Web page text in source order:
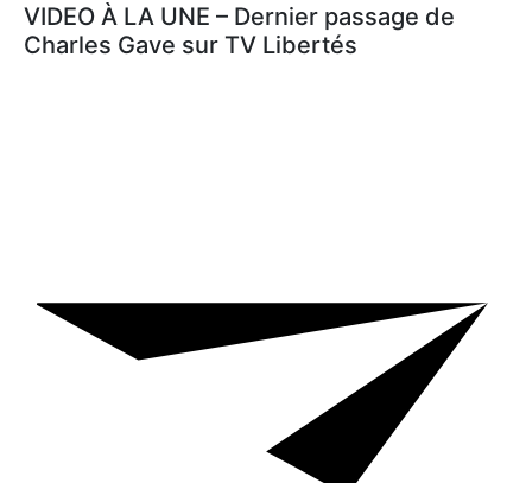
VIDEO À LA UNE – Dernier passage de
Charles Gave sur TV Libertés